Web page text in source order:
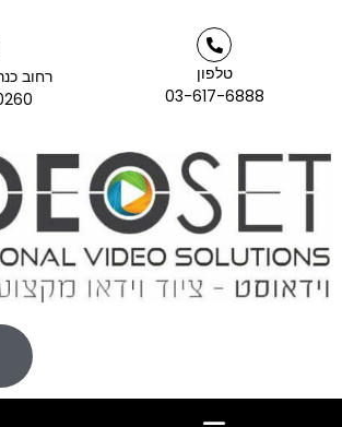
טלפון
03-617-6888
רחוב כנרת 15,